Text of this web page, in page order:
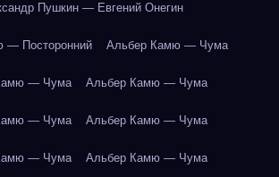
Пушкин — Евгений Онегин
— Посторонний Альбер Камю — Чума
— Чума Альбер Камю — Чума
— Чума Альбер Камю — Чума
— Чума Альбер Камю — Чума